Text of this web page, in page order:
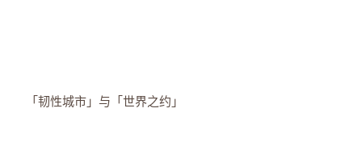
「韧性城市」与「世界之约」